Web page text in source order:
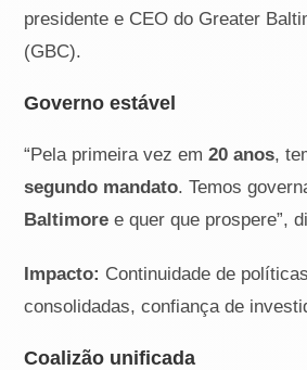
presidente e CEO do Greater
(GBC).
Governo estável
“Pela primeira vez em20 anos,
segundo mandato. Temos
Baltimore e quer que prospere”,
Impacto: Continuidade de
consolidadas, confiança de
Coalizão unificada